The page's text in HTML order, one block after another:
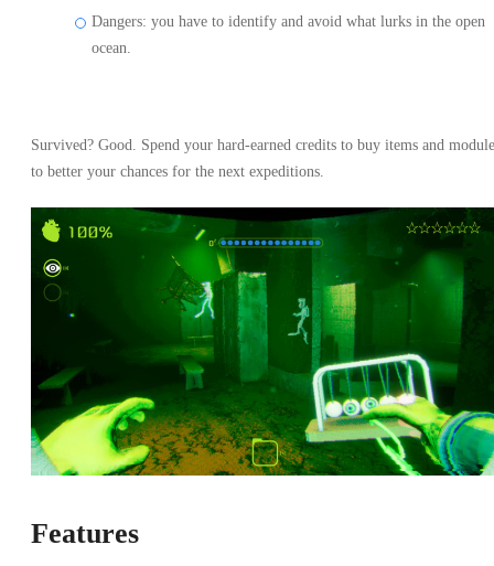
Dangers: you have to identify and avoid what lurks in the open
ocean.
Survived? Good. Spend your hard-earned credits to buy items and
to better your chances for the next expeditions.
Features